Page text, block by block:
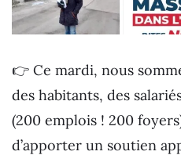
👉 Ce mardi, nous
des habitants, des
(200 emplois ! 200
d’apporter un soutien